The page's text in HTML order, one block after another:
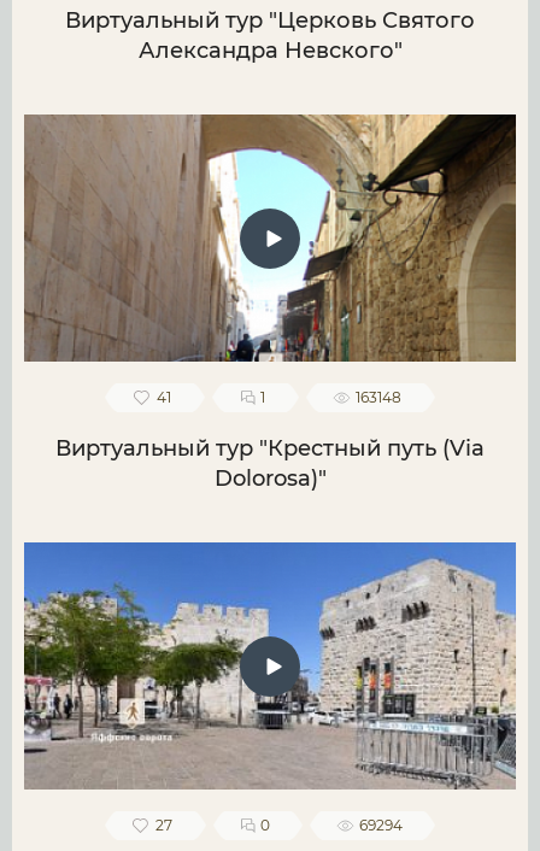
Виртуальный тур "Церковь Святого
Александра Невского"
41 1 163148
Виртуальный тур "Крестный путь (Via
Dolorosa)"
27 0 69294